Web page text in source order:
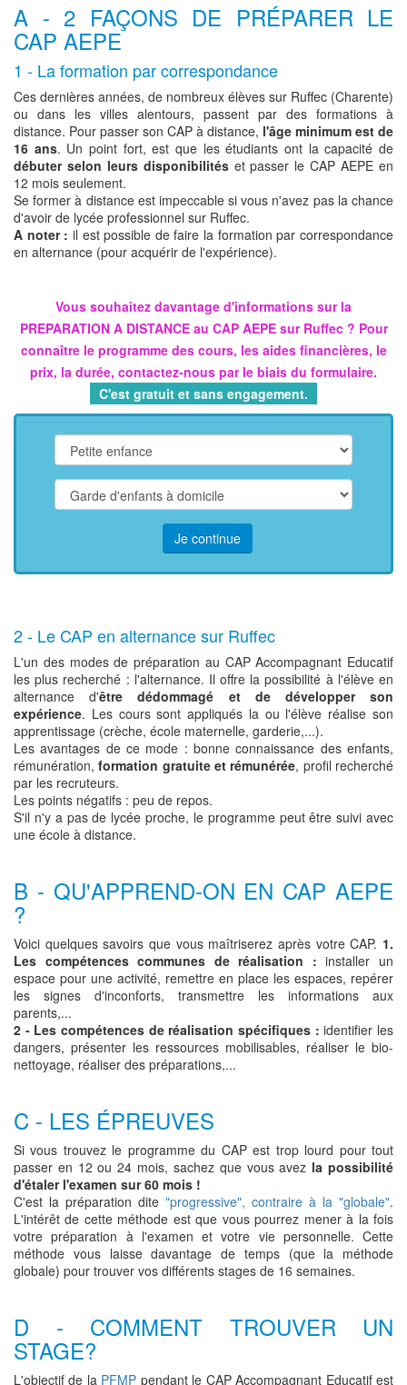
A - 2 FAÇONS DE PRÉPARER LE
CAP AEPE
1 - La formation par correspondance
Ces dernières années, de nombreux élèves sur Ruffec (Charente)
ou dans les villes alentours, passent par des formations à
distance. Pour passer son CAP à distance, l'âge minimum est de
16 ans. Un point fort, est que les étudiants ont la capacité de
débuter selon leurs disponibilitéset passer le CAP AEPE en
12 mois seulement.
Se former à distance est impeccable si vous n'avez pas la chance
d'avoir de lycée professionnel sur Ruffec.
A noter : il est possible de faire la formation par correspondance
en alternance (pour acquérir de l'expérience).
Vous souhaitez davantage d'informations sur la
PREPARATION A DISTANCE au CAP AEPE sur Ruffec ? Pour
connaître le programme des cours, les aides financières, le
prix, la durée, contactez-nous par le biais du formulaire.
C'est gratuit et sans engagement.
Je continue
2 - Le CAP en alternance sur Ruffec
L'un des modes de préparation au CAP Accompagnant Educatif
les plus recherché : l'alternance. Il offre la possibilité à l'élève en
alternance d'être dédommagé et de développer son
expérience. Les cours sont appliqués la ou l'élève réalise son
apprentissage (crèche, école maternelle, garderie,...).
Les avantages de ce mode : bonne connaissance des enfants,
rémunération,formation gratuite et rémunérée, profil recherché
par les recruteurs.
Les points négatifs : peu de repos.
S'il n'y a pas de lycée proche, le programme peut être suivi avec
une école à distance.
B - QU'APPREND-ON EN CAP AEPE
?
Voici quelques savoirs que vous maîtriserez après votre CAP. 1.
Les compétences communes de réalisation : installer un
espace pour une activité, remettre en place les espaces, repérer
les signes d'inconforts, transmettre les informations aux
parents,...
2 - Les compétences de réalisation spécifiques : identifier les
dangers, présenter les ressources mobilisables, réaliser le bio-
nettoyage, réaliser des préparations,...
C - LES ÉPREUVES
Si vous trouvez le programme du CAP est trop lourd pour tout
passer en 12 ou 24 mois, sachez que vous avez la possibilité
d'étaler l'examen sur 60 mois !
C'est la préparation dite "progressive", contraire à la "globale".
L'intérêt de cette méthode est que vous pourrez mener à la fois
votre préparation à l'examen et votre vie personnelle. Cette
méthode vous laisse davantage de temps (que la méthode
globale) pour trouver vos différents stages de 16 semaines.
D - COMMENT TROUVER UN
STAGE?
L'objectif de la PFMP pendant le CAP Accompagnant Educatif est